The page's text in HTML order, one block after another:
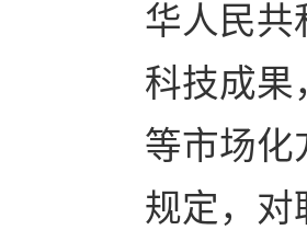
华人民共
科技成果
等市场化
规定，对